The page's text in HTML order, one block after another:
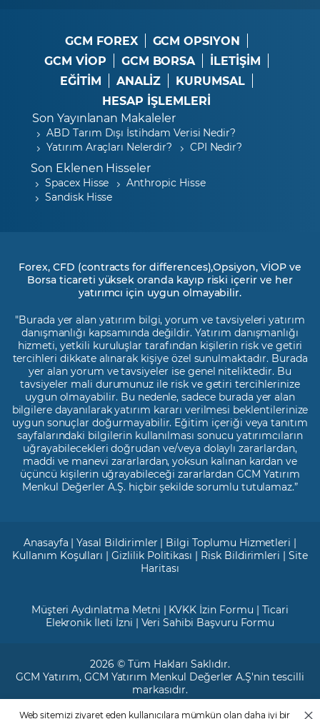
GCM FOREX
GCM OPSIYON
GCM VİOP
GCM BORSA
İLETİŞİM
EĞİTİM
ANALİZ
KURUMSAL
HESAP İŞLEMLERİ
Son Yayınlanan Makaleler
ABD Tarım Dışı İstihdam Verisi Nedir?
Yatırım Araçları Nelerdir?
CPI Nedir?
Son Eklenen Hisseler
Spacex Hisse
Anthropic Hisse
Sandisk Hisse
Forex, CFD (contracts for differences),Opsiyon, VİOP ve
Borsa ticareti yüksek oranda kayıp riski içerir ve her
yatırımcı için uygun olmayabilir.
"Burada yer alan yatırım bilgi, yorum ve tavsiyeleri yatırım
danışmanlığı kapsamında değildir. Yatırım danışmanlığı
hizmeti, yetkili kuruluşlar tarafından kişilerin risk ve getiri
tercihleri dikkate alınarak kişiye özel sunulmaktadır. Burada
yer alan yorum ve tavsiyeler ise genel niteliktedir. Bu
tavsiyeler mali durumunuz ile risk ve getiri tercihlerinize
uygun olmayabilir. Bu nedenle, sadece burada yer alan
bilgilere dayanılarak yatırım kararı verilmesi beklentilerinize
uygun sonuçlar doğurmayabilir. Eğitim içeriği veya tanıtım
sayfalarındaki bilgilerin kullanılması sonucu yatırımcıların
uğrayabilecekleri doğrudan ve/veya dolaylı zararlardan,
maddi ve manevi zararlardan, yoksun kalınan kardan ve
üçüncü kişilerin uğrayabileceği zararlardan GCM Yatırım
Menkul Değerler A.Ş. hiçbir şekilde sorumlu tutulamaz.”
Anasayfa |Yasal Bildirimler | Bilgi Toplumu Hizmetleri |
Kullanım Koşulları |Gizlilik Politikası | Risk Bildirimleri |Site
Haritası
Müşteri Aydınlatma Metni | KVKK İzin Formu | Ticari
Elekronik İleti İzni | Veri Sahibi Başvuru Formu
2026 © Tüm Hakları Saklıdır.
GCM Yatırım, GCM Yatırım Menkul Değerler A.Ş'nin tescilli
markasıdır.
Web sitemizi ziyaret eden kullanıcılara mümkün olan daha iyi bir